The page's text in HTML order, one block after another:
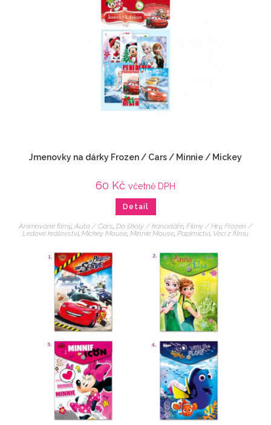
Jmenovky na dárky Frozen / Cars / Minnie / Mickey
60 Kč včetně DPH
Detail
Animované filmy, Auta / Cars, Do školy / kanceláře, Filmy / Hry, Frozen /
Ledové království, Mickey Mouse, Minnie Mouse, Papírnictví, Veci z filmu